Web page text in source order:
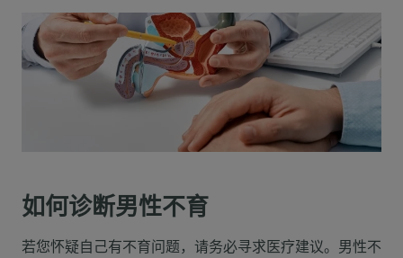
如何诊断男性不育
若您怀疑自己有不育问题，请务必寻求医疗建议。男性不